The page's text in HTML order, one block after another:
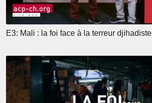
E3: Mali : la foi face à la terreur djihadiste